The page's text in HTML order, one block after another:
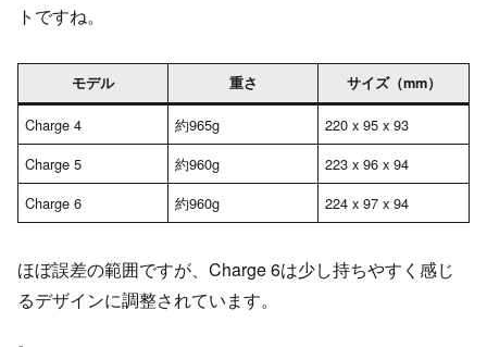
トですね。
モデル 重さ サイズ（mm）
Charge 4 約965g
220 x 95 x 93
Charge 5
約960g
223 x 96 x 94
Charge 6
約960g 224 x 97 x 94
ほぼ誤差の範囲ですが、Charge 6は少し持ちやすく感じ
るデザインに調整されています。